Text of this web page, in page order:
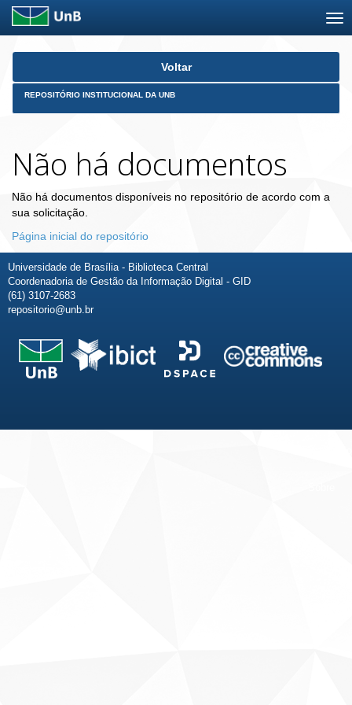
Skip
Voltar
REPOSITÓRIO INSTITUCIONAL DA UNB
Não há documentos
Não há documentos disponíveis no repositório de acordo com a
sua solicitação.
Página inicial do repositório
Universidade de Brasília - Biblioteca Central
Coordenadoria de Gestão da Informação Digital - GID
(61) 3107-2683
repositorio@unb.br